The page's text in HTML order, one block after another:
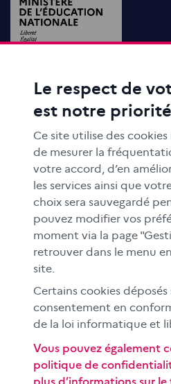
ACTIONS ÉDUCATIVES
FORMATION
RESSOURCES
MÉDIAS SCOLAIRES
FAMILLES
Le CLEMI
En académies
À l'international
CLEMI sup
Espace presse
Si vous souhaitez vous abonner
Le respect de
est notre priorité
Ce site utilise des
de mesurer la
votre accord, d’en
les services ainsi que
choix sera sauvegardé
pouvez modifier vos
moment via la page
retrouver dans le menu
site.
Certains cookies
consentement en
de la loi informatique et
Vous pouvez également
politique de
plus d’informations sur